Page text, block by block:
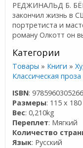
РЕДЖИНАЛЬД Б.
закончил жизнь в
портретиста и
роману Олкотт он
Категории
Товары » Книги »
Классическая проза
ISBN: 9785960305266
Размеры: 115 x
Вес: 0,210kg
Переплет: Мягкий
Количество
Язык: Русский